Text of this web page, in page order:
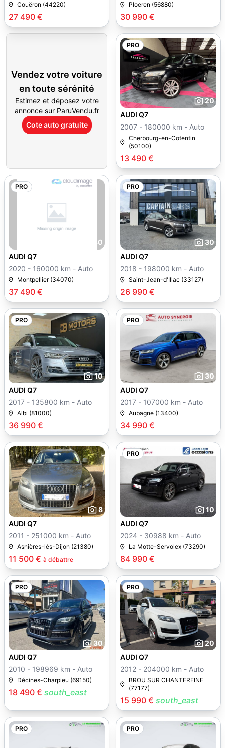
27 490 €
Couëron (44220)
30 990 €
Ploeren (56880)
Vendez votre voiture
en toute sérénité
Estimez et déposez votre
annonce sur ParuVendu.fr
Cote auto gratuite
PRO
20
13 490 €
AUDI Q7
2007 - 180000 km - Auto
Cherbourg-en-Cotentin
(50100)
PRO
30
37 490 €
AUDI Q7
2020 - 160000 km - Auto
Montpellier (34070)
PRO
30
26 990 €
AUDI Q7
2018 - 198000 km - Auto
Saint-Jean-d'Illac (33127)
PRO
10
36 990 €
AUDI Q7
2017 - 135800 km - Auto
Albi (81000)
PRO
30
34 990 €
AUDI Q7
2017 - 107000 km - Auto
Aubagne (13400)
8
11 500 € à débattre
AUDI Q7
2011 - 251000 km - Auto
Asnières-lès-Dijon (21380)
PRO
10
84 990 €
AUDI Q7
2024 - 30988 km - Auto
La Motte-Servolex (73290)
PRO
30
18 490 € south_east
AUDI Q7
2010 - 198969 km - Auto
Décines-Charpieu (69150)
PRO
20
15 990 € south_east
AUDI Q7
2012 - 204000 km - Auto
BROU SUR CHANTEREINE
(77177)
PRO PRO